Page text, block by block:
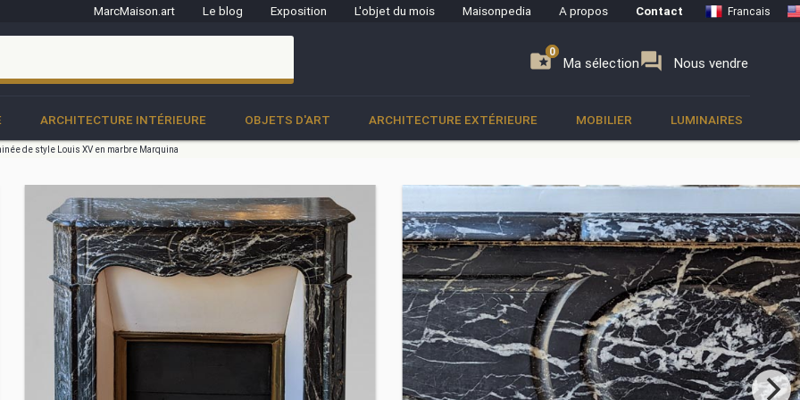
MarcMaison.art Le blog Exposition L'objet du mois Maisonpedia A propos Contact Francais
folder_special Ma sélection
0 forum Nous vendre
0
ARCHITECTURE INTÉRIEURE OBJETS D'ART ARCHITECTURE EXTÉRIEURE MOBILIER LUMINAIRES
de style Louis XV en marbre Marquina